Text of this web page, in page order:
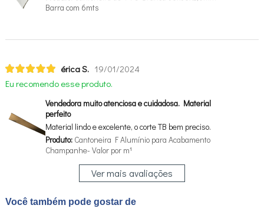
Barra com 6mts
érica S. 19/01/2024
Eu recomendo esse produto.
Vendedora muito atenciosa e cuidadosa. Material
perfeito
Material lindo e excelente, o corte TB bem preciso.
Produto:Cantoneira F Alumínio para Acabamento
Champanhe- Valor por m¹
Ver mais avaliações
Você também pode gostar de